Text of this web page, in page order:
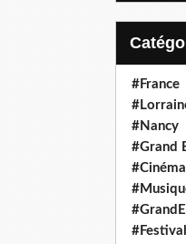
#France
#Nancy
#Grand
#Cinéma
#Festival